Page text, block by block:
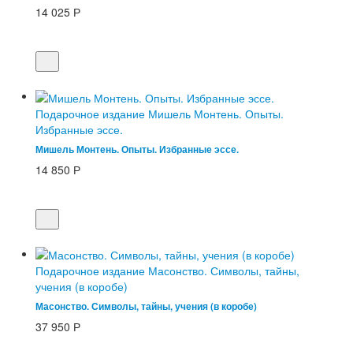
14 025 Р
Подарочное издание Мишель Монтень. Опыты.
Избранные эссе.
Мишель Монтень. Опыты. Избранные эссе.
14 850 Р
Подарочное издание Масонство. Символы, тайны,
учения (в коробе)
Масонство. Символы, тайны, учения (в коробе)
37 950 Р